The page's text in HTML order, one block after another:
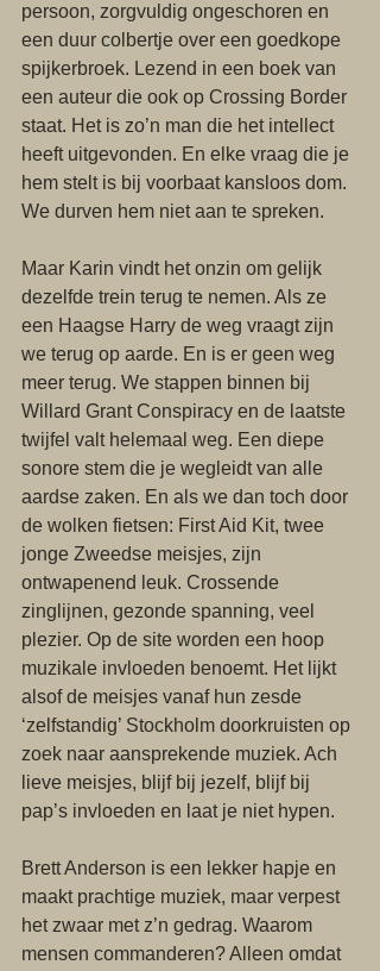
persoon, zorgvuldig ongeschoren en
een duur colbertje over een goedkope
spijkerbroek. Lezend in een boek van
een auteur die ook op Crossing Border
staat. Het is zo’n man die het intellect
heeft uitgevonden. En elke vraag die je
hem stelt is bij voorbaat kansloos dom.
We durven hem niet aan te spreken.
Maar Karin vindt het onzin om gelijk
dezelfde trein terug te nemen. Als ze
een Haagse Harry de weg vraagt zijn
we terug op aarde. En is er geen weg
meer terug. We stappen binnen bij
Willard Grant Conspiracy en de laatste
twijfel valt helemaal weg. Een diepe
sonore stem die je wegleidt van alle
aardse zaken. En als we dan toch door
de wolken fietsen: First Aid Kit, twee
jonge Zweedse meisjes, zijn
ontwapenend leuk. Crossende
zinglijnen, gezonde spanning, veel
plezier. Op de site worden een hoop
muzikale invloeden benoemt. Het lijkt
alsof de meisjes vanaf hun zesde
‘zelfstandig’ Stockholm doorkruisten op
zoek naar aansprekende muziek. Ach
lieve meisjes, blijf bij jezelf, blijf bij
pap’s invloeden en laat je niet hypen.
Brett Anderson is een lekker hapje en
maakt prachtige muziek, maar verpest
het zwaar met z’n gedrag. Waarom
mensen commanderen? Alleen omdat